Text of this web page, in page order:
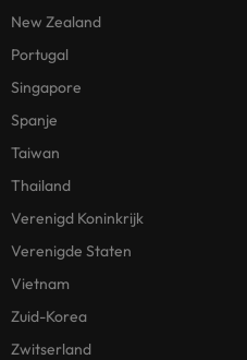
New Zealand
Portugal
Singapore
Spanje
Taiwan
Thailand
Verenigd Koninkrijk
Verenigde Staten
Vietnam
Zuid-Korea
Zwitserland